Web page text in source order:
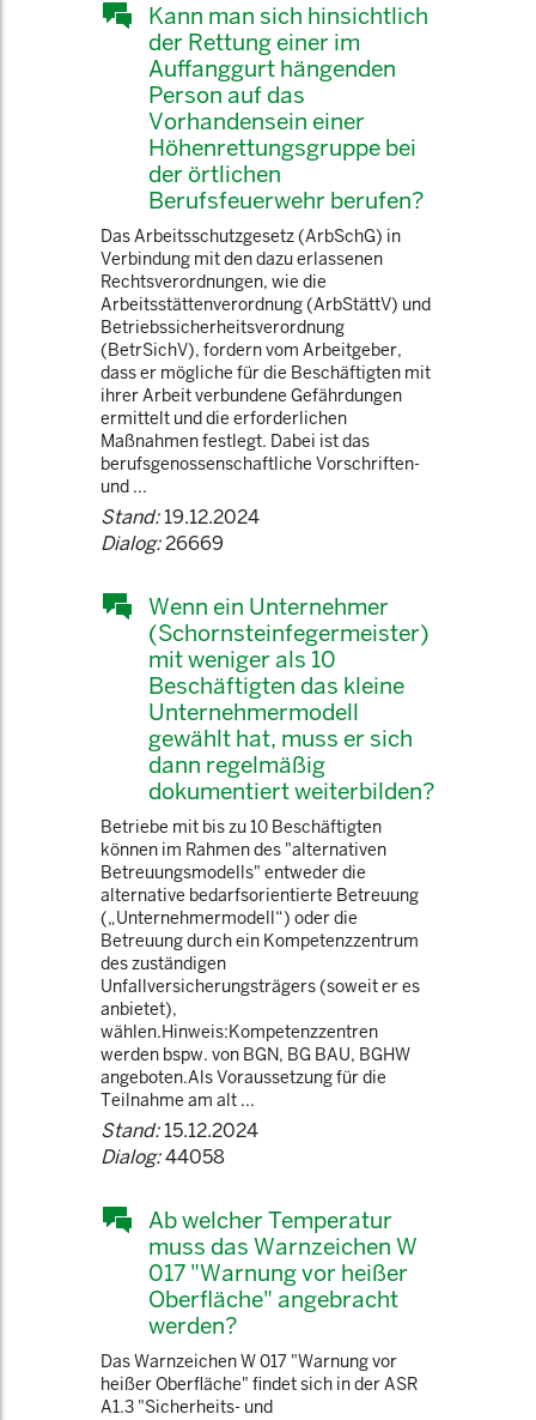
Kann man sich hinsichtlich
der Rettung einer im
Auffanggurt hängenden
Person auf das
Vorhandensein einer
Höhenrettungsgruppe bei
der örtlichen
Berufsfeuerwehr berufen?
Das Arbeitsschutzgesetz (ArbSchG) in
Verbindung mit den dazu erlassenen
Rechtsverordnungen, wie die
Arbeitsstättenverordnung (ArbStättV) und
Betriebssicherheitsverordnung
(BetrSichV), fordern vom Arbeitgeber,
dass er mögliche für die Beschäftigten mit
ihrer Arbeit verbundene Gefährdungen
ermittelt und die erforderlichen
Maßnahmen festlegt. Dabei ist das
berufsgenossenschaftliche Vorschriften-
und ...
Stand:19.12.2024
Dialog:26669
Wenn ein Unternehmer
(Schornsteinfegermeister)
mit weniger als 10
Beschäftigten das kleine
Unternehmermodell
gewählt hat, muss er sich
dann regelmäßig
dokumentiert weiterbilden?
Betriebe mit bis zu 10 Beschäftigten
können im Rahmen des "alternativen
Betreuungsmodells" entweder die
alternative bedarfsorientierte Betreuung
(„Unternehmermodell“) oder die
Betreuung durch ein Kompetenzzentrum
des zuständigen
Unfallversicherungsträgers (soweit er es
anbietet),
wählen.Hinweis:Kompetenzzentren
werden bspw. von BGN, BG BAU, BGHW
angeboten.Als Voraussetzung für die
Teilnahme am alt ...
Stand:15.12.2024
Dialog:44058
Ab welcher Temperatur
muss das Warnzeichen W
017 "Warnung vor heißer
Oberfläche" angebracht
werden?
Das Warnzeichen W 017 "Warnung vor
heißer Oberfläche" findet sich in der ASR
A1.3 "Sicherheits- und